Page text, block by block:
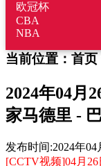
欧冠杯
CBA
NBA
当前位置： 首页
2024年04月
家马德里 -
发布时间:2024年04
[CCTV视频]04月